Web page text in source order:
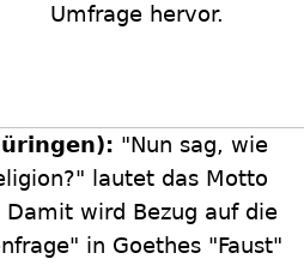
Umfrage hervor.
"Nun sag, wie
lautet das Motto
Damit wird Bezug auf die
in Goethes "Faust"